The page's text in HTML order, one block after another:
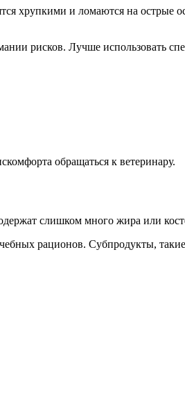
хрупкими и ломаются на острые
рисков. Лучше использовать
обращаться к ветеринару.
слишком много жира или
рационов. Субпродукты,